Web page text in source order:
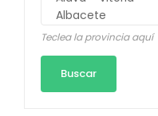
Teclea la provincia aquí